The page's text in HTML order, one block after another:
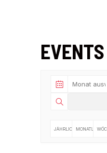
EVENTS
JÄHRLICH MONATLICH